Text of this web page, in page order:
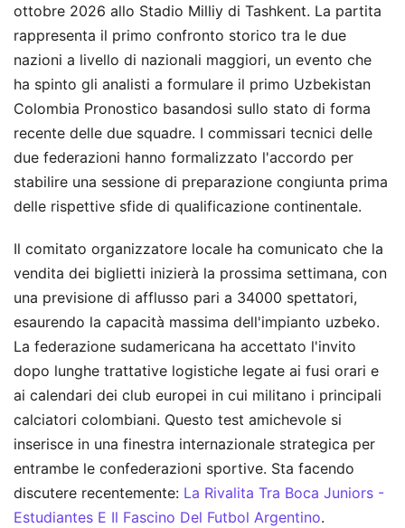
ottobre 2026 allo Stadio Milliy di Tashkent. La partita
rappresenta il primo confronto storico tra le due
nazioni a livello di nazionali maggiori, un evento che
ha spinto gli analisti a formulare il primo Uzbekistan
Colombia Pronostico basandosi sullo stato di forma
recente delle due squadre. I commissari tecnici delle
due federazioni hanno formalizzato l'accordo per
stabilire una sessione di preparazione congiunta prima
delle rispettive sfide di qualificazione continentale.
Il comitato organizzatore locale ha comunicato che la
vendita dei biglietti inizierà la prossima settimana, con
una previsione di afflusso pari a 34000 spettatori,
esaurendo la capacità massima dell'impianto uzbeko.
La federazione sudamericana ha accettato l'invito
dopo lunghe trattative logistiche legate ai fusi orari e
ai calendari dei club europei in cui militano i principali
calciatori colombiani. Questo test amichevole si
inserisce in una finestra internazionale strategica per
entrambe le confederazioni sportive. Sta facendo
discutere recentemente: La Rivalita Tra Boca Juniors -
Estudiantes E Il Fascino Del Futbol Argentino.